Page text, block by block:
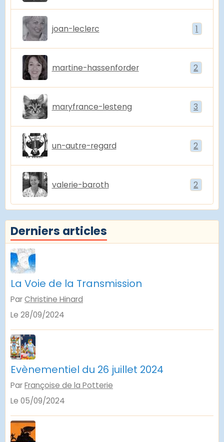
joan-leclerc 1
martine-hassenforder 2
maryfrance-lesteng 3
un-autre-regard 2
valerie-baroth 2
Derniers articles
La Voie de la Transmission
ParChristine Hinard
Le 28/09/2024
Evènementiel du 26 juillet 2024
ParFrançoise de la Potterie
Le 05/09/2024